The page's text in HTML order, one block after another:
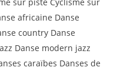
africaine Danse
country Danse
Danse modern jazz
caraïbes Danses de